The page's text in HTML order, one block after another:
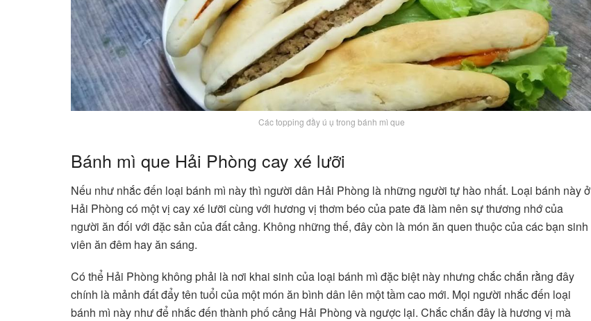
Các topping đầy ú ụ trong bánh mì que
Bánh mì que Hải Phòng cay xé lưỡi
Nếu như nhắc đến loại bánh mì này thì người dân Hải Phòng là những người tự hào nhất. Loại bánh này ở
Hải Phòng có một vị cay xé lưỡi cùng với hương vị thơm béo của pate đã làm nên sự thương nhớ của
người ăn đối với đặc sản của đất cảng. Không những thế, đây còn là món ăn quen thuộc của các bạn sinh
viên ăn đêm hay ăn sáng.
Có thể Hải Phòng không phải là nơi khai sinh của loại bánh mì đặc biệt này nhưng chắc chắn rằng đây
chính là mảnh đất đẩy tên tuổi của một món ăn bình dân lên một tầm cao mới. Mọi người nhắc đến loại
bánh mì này như để nhắc đến thành phố cảng Hải Phòng và ngược lại. Chắc chắn đây là hương vị mà